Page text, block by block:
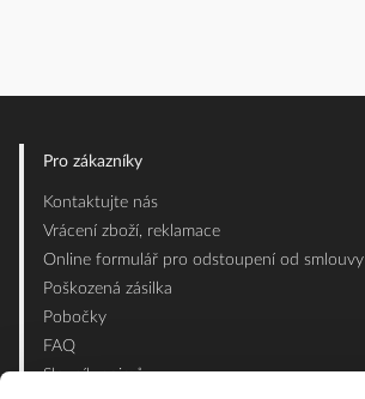
Pro zákazníky
Kontaktujte nás
Vrácení zboží, reklamace
Online formulář pro odstoupení od smlouvy
Poškozená zásilka
Pobočky
FAQ
Slovník pojmů